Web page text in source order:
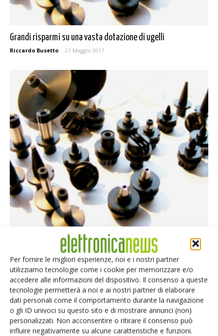
Per fornire le migliori esperienze, noi e i nostri partner
utilizziamo tecnologie come i cookie per memorizzare e/o
accedere alle informazioni del dispositivo. Il consenso a queste
tecnologie permetterà a noi e ai nostri partner di elaborare
dati personali come il comportamento durante la navigazione
o gli ID univoci su questo sito e di mostrare annunci (non)
personalizzati. Non acconsentire o ritirare il consenso può
influire negativamente su alcune caratteristiche e funzioni.
Grandi risparmi su una vasta dotazione di ugelli
Riccardo Busetto - 21 Maggio 2017
SmtXtra offers huge cost savings
- 21 Maggio 2017
Selezione di elettronica